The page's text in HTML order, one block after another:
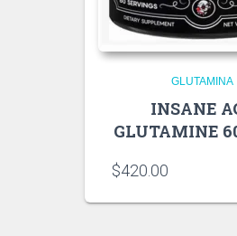
GLUTAMINA
INSANE
GLUTAMINE
$420.00